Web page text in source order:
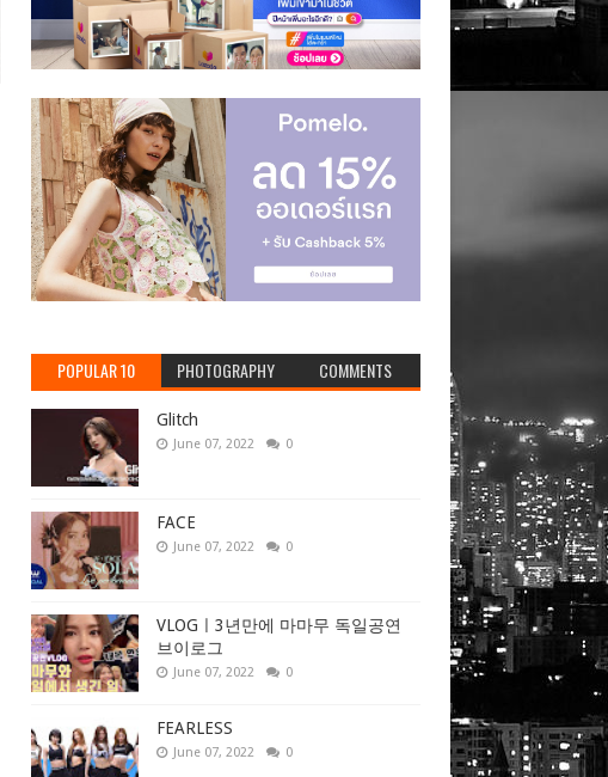
POPULAR 10 PHOTOGRAPHY COMMENTS
Glitch
June 07, 2022 0
FACE
June 07, 2022 0
VLOGㅣ3년만에 마마무 독일공연
브이로그
June 07, 2022 0
FEARLESS
June 07, 2022 0